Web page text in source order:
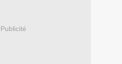
Publicité